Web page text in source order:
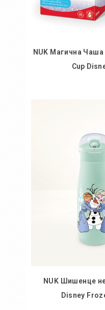
NUK Магична
Cup
NUK Шишенце
Disney